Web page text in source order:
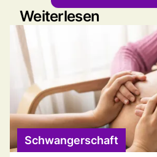
Weiterlesen
Schwangerschaft